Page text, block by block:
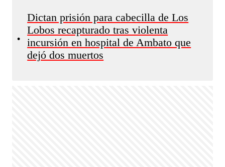
•
Dictan prisión para cabecilla de Los
Lobos recapturado tras violenta
incursión en hospital de Ambato que
dejó dos muertos